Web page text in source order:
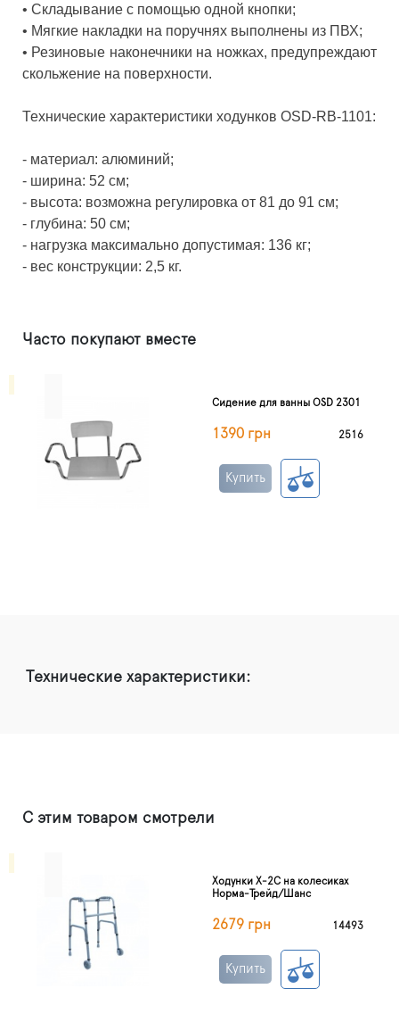
• Складывание с помощью одной кнопки;
• Мягкие накладки на поручнях выполнены из ПВХ;
• Резиновые наконечники на ножках, предупреждают
скольжение на поверхности.
Технические характеристики ходунков OSD-RB-1101:
- материал: алюминий;
- ширина: 52 см;
- высота: возможна регулировка от 81 до 91 см;
- глубина: 50 см;
- нагрузка максимально допустимая: 136 кг;
- вес конструкции: 2,5 кг.
Часто покупают вместе
Сидение для ванны OSD 2301
1390 грн 2516
Купить
Технические характеристики:
С этим товаром смотрели
Ходунки Х-2С на колесиках
Норма-Трейд/Шанс
2679 грн 14493
Купить